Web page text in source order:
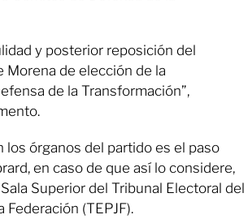
y posterior reposición del
Morena de elección de la
de la Transformación”,
los órganos del partido es el paso
en caso de que así lo considere,
Superior del Tribunal Electoral del
Federación (TEPJF).